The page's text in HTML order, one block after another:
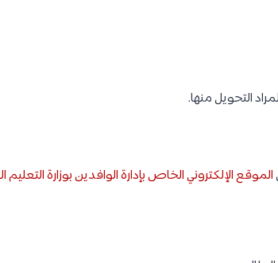
التحويل منها.
الموقع الإلكتروني الخاص بإدارة الوافدين بوزارة التعليم